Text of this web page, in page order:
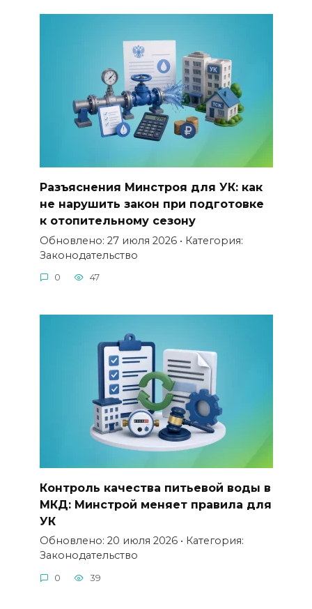
Разъяснения Минстроя для УК: как
не нарушить закон при подготовке
к отопительному сезону
Обновлено: 27 июля 2026 • Категория:
Законодательство
0 47
Контроль качества питьевой воды в
МКД: Минстрой меняет правила для
УК
Обновлено: 20 июля 2026 • Категория:
Законодательство
0 39